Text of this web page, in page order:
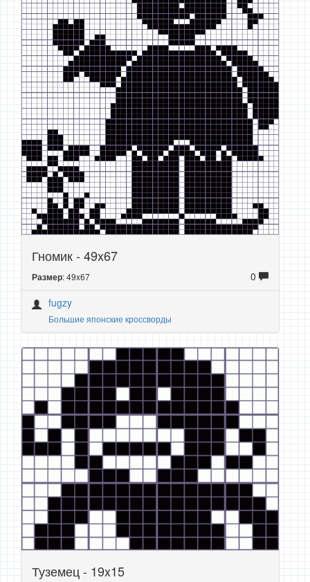
Гномик - 49x67
Размер: 49x67
0
fugzy
Большие японские кроссворды
Туземец - 19x15